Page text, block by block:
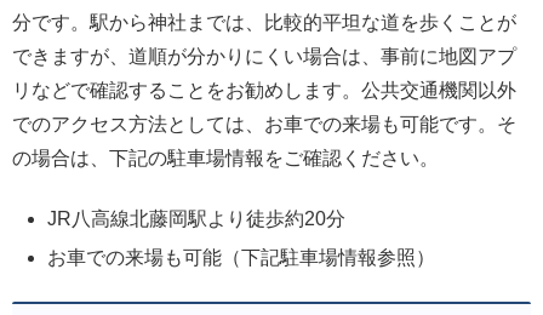
分です。駅から神社までは、比較的平坦な道を歩くことが
できますが、道順が分かりにくい場合は、事前に地図アプ
リなどで確認することをお勧めします。公共交通機関以外
でのアクセス方法としては、お車での来場も可能です。そ
の場合は、下記の駐車場情報をご確認ください。
JR八高線北藤岡駅より徒歩約20分
お車での来場も可能（下記駐車場情報参照）